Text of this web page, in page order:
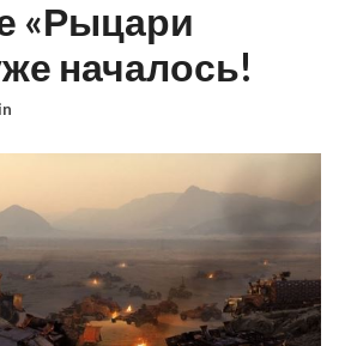
«Рыцари
началось!